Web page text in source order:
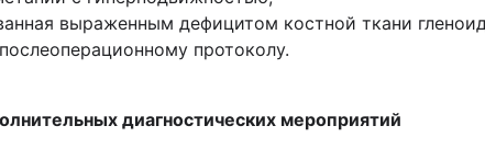
выраженным дефицитом костной ткани
протоколу.
диагностических мероприятий